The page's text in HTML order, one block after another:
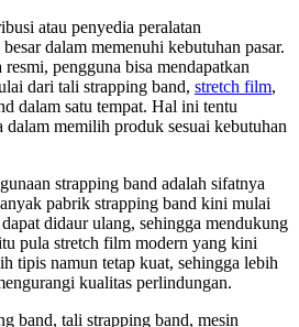
atau penyedia peralatan
dalam memenuhi kebutuhan pasar.
pengguna bisa mendapatkan
dari tali strapping band, stretch film,
dalam satu tempat. Hal ini tentu
dalam memilih produk sesuai kebutuhan
strapping band adalah sifatnya
pabrik strapping band kini mulai
didaur ulang, sehingga mendukung
pula stretch film modern yang kini
tipis namun tetap kuat, sehingga lebih
kualitas perlindungan.
band, tali strapping band, mesin